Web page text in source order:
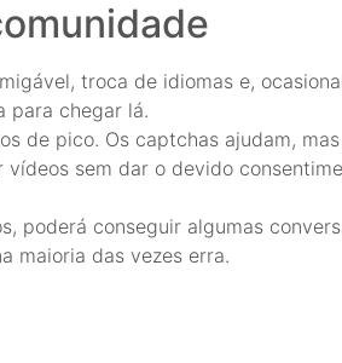
troca de idiomas e,
para chegar lá.
de pico. Os captchas ajudam,
sem dar o devido
poderá conseguir algumas
maioria das vezes erra.